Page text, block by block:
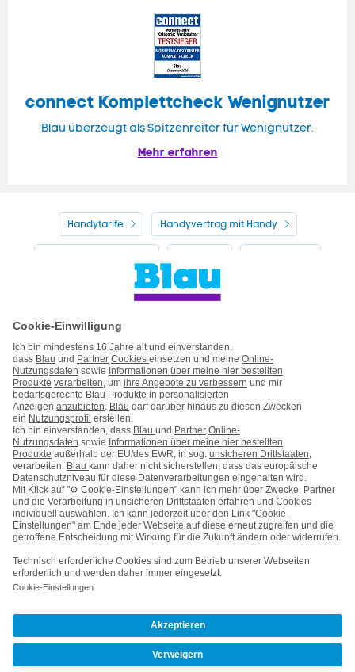
connect Komplettcheck Wenignutzer
Blau überzeugt als Spitzenreiter für Wenignutzer.
Mehr erfahren
Handytarife Handyvertrag mit Handy
Handyvertrag ohne Handy
Kontakt Impressum AGB & Pflichtinformationen
Hinweise ElektroG/BattG Datenschutz
Barrierefreiheit Karriere Cookie-Einstellungen
Kooperations- & Werbepartner Vertrag widerrufen
Vertrag kündigen
Nach oben
© Telefónica Germany GmbH & Co. OHG
Ihnen